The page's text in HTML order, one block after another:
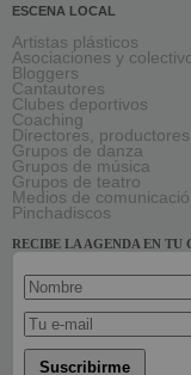
ESCENA LOCAL
Artistas plásticos
Asociaciones y
Bloggers
Cantautores
Clubes deportivos
Coaching
Directores,
Grupos de danza
Grupos de música
Grupos de teatro
Medios de
Pinchadiscos
RECIBE LA AGENDA EN TU
Suscribirme